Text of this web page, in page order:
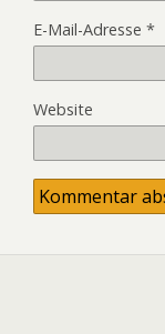
E-Mail-Adresse *
Website